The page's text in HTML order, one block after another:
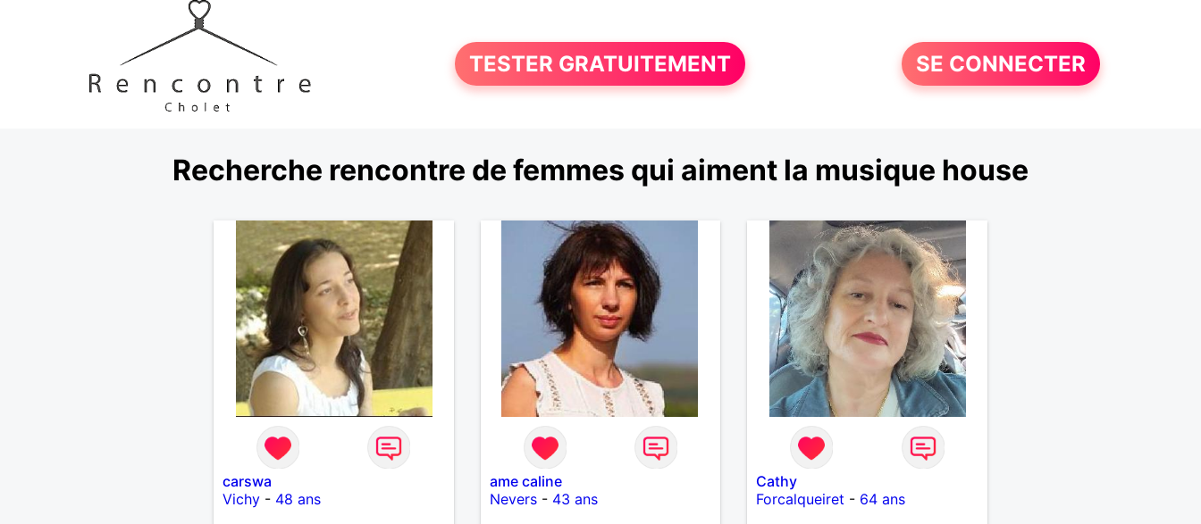
TESTER GRATUITEMENT SE CONNECTER
Recherche rencontre de femmes qui aiment la musique house
carswa
Vichy- 48 ans
ame caline
Nevers- 43 ans
Cathy
Forcalqueiret - 64 ans